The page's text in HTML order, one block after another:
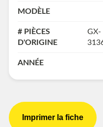
MODÈLE
# PIÈCES
D'ORIGINE
GX-
ANNÉE
Imprimer la fiche